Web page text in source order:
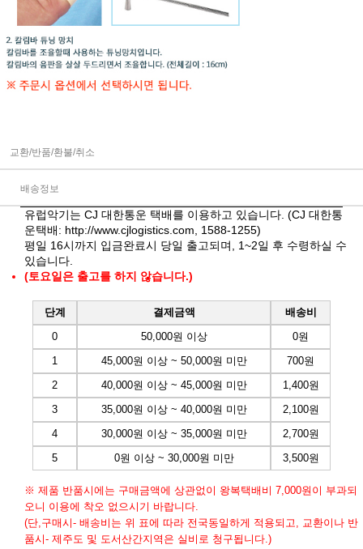
교환/반품/환불/취소
배송정보
유럽악기는 CJ 대한통운 택배를 이용하고 있습니다. (CJ 대한통
운택배: http://www.cjlogistics.com , 1588-1255)
평일 16시까지 입금완료시 당일 출고되며, 1~2일 후 수령하실 수
있습니다.
(토요일은 출고를 하지 않습니다.)
단계 결제금액
배송비
0
50,000원 이상
0원
1
45,000원 이상 ~ 50,000원 미만
700원
2
40,000원 이상 ~ 45,000원 미만
1,400원
3
35,000원 이상 ~ 40,000원 미만
2,100원
4
30,000원 이상 ~ 35,000원 미만
2,700원
5
0원 이상 ~ 30,000원 미만 3,500원
※ 제품 반품시에는 구매금액에 상관없이 왕복택배비 7,000원이 부과되
오니 이용에 착오 없으시기 바랍니다.
(단,구매시- 배송비는 위 표에 따라 전국동일하게 적용되고, 교환이나 반
품시- 제주도 및 도서산간지역은 실비로 청구됩니다.)